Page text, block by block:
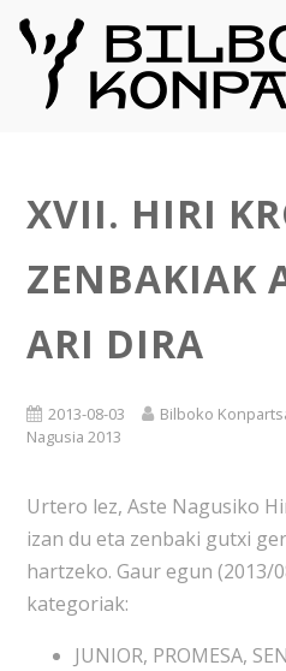
XVII. HIRI
ZENBAKIAK
ARI DIRA
2013-08-03 Bilboko
Nagusia 2013
Urtero lez, Aste Nagusiko
izan du eta zenbaki gutxi
hartzeko. Gaur egun (2013/
kategoriak:
JUNIOR, PROMESA,